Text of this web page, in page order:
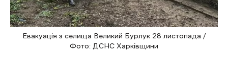
Евакуація з селища Великий Бурлук 28 листопада /
Фото: ДСНС Харківщини